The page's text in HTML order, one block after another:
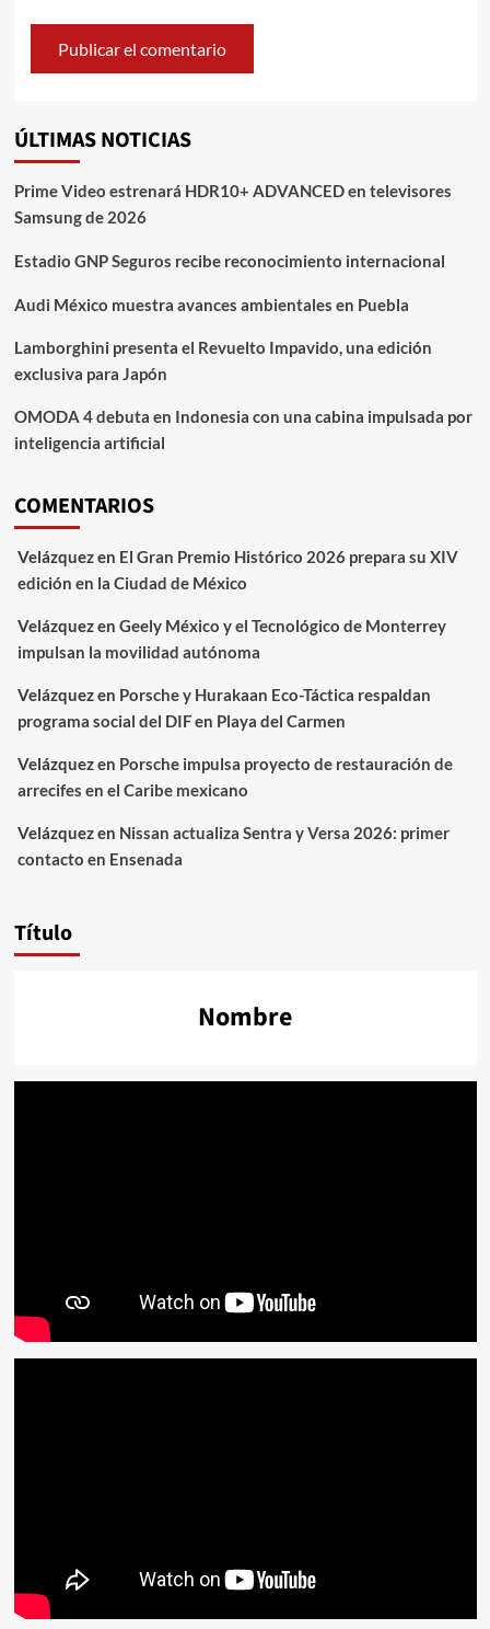
ÚLTIMAS NOTICIAS
Prime Video estrenará HDR10+ ADVANCED en televisores
Samsung de 2026
Estadio GNP Seguros recibe reconocimiento internacional
Audi México muestra avances ambientales en Puebla
Lamborghini presenta el Revuelto Impavido, una edición
exclusiva para Japón
OMODA 4 debuta en Indonesia con una cabina impulsada por
inteligencia artificial
COMENTARIOS
Velázquezen El Gran Premio Histórico 2026 prepara su XIV
edición en la Ciudad de México
Velázquezen Geely México y el Tecnológico de Monterrey
impulsan la movilidad autónoma
Velázquezen Porsche y Hurakaan Eco-Táctica respaldan
programa social del DIF en Playa del Carmen
Velázquezen Porsche impulsa proyecto de restauración de
arrecifes en el Caribe mexicano
Velázquezen Nissan actualiza Sentra y Versa 2026: primer
contacto en Ensenada
Título
Nombre